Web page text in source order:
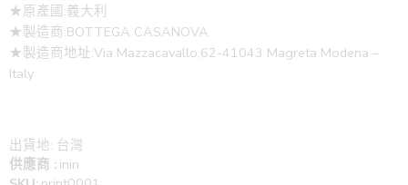
★原產國:義大利
★製造商:BOTTEGA CASANOVA
★製造商地址:Via Mazzacavallo,62-41043 Magreta Modena –
Italy
出貨地: 台灣
供應商 : inin